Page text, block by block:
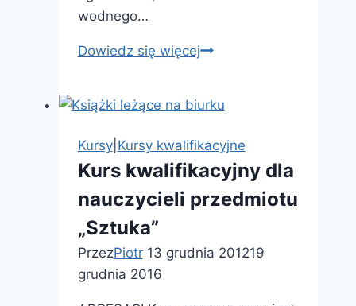
wodnego…
Dowiedz się więcejKurs
–
Rybnik
Kursy| Kursy kwalifikacyjne
Kurs kwalifikacyjny dla
nauczycieli przedmiotu
„Sztuka”
PrzezPiotr 13 grudnia 201219
grudnia 2016